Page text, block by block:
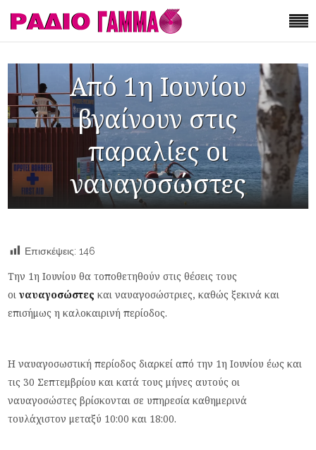
Από 1η Ιουνίου
βγαίνουν στις
παραλίες οι
ναυαγοσώστες
Επισκέψεις: 146
Την 1η Ιουνίου θα τοποθετηθούν στις θέσεις τους
οιναυαγοσώστες και ναυαγοσώστριες, καθώς ξεκινά και
επισήμως η καλοκαιρινή περίοδος.
Η ναυαγοσωστική περίοδος διαρκεί από την 1η Ιουνίου έως και
τις 30 Σεπτεμβρίου και κατά τους μήνες αυτούς οι
ναυαγοσώστες βρίσκονται σε υπηρεσία καθημερινά
τουλάχιστον μεταξύ 10:00 και 18:00.